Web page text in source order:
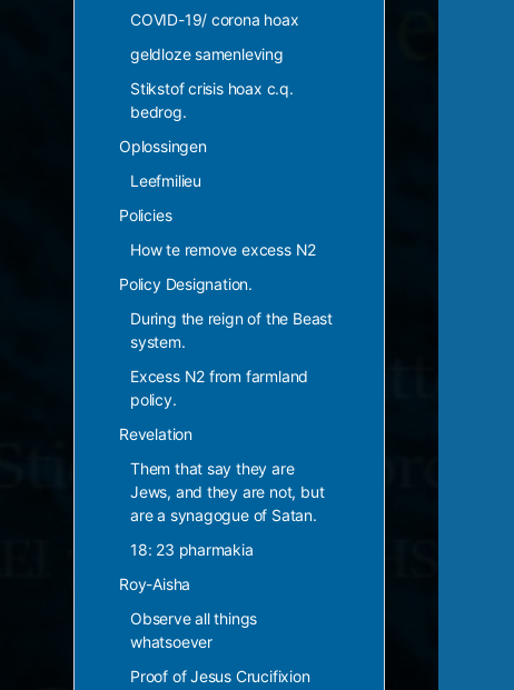
COVID-19/ corona hoax
geldloze samenleving
Stikstof crisis hoax c.q.
bedrog.
Oplossingen
Leefmilieu
Policies
How te remove excess N2
Policy Designation.
During the reign of the Beast
system.
Excess N2 from farmland
policy.
Revelation
Them that say they are
Jews, and they are not, but
are a synagogue of Satan.
18: 23 pharmakia
Roy-Aisha
Observe all things
whatsoever
Proof of Jesus Crucifixion